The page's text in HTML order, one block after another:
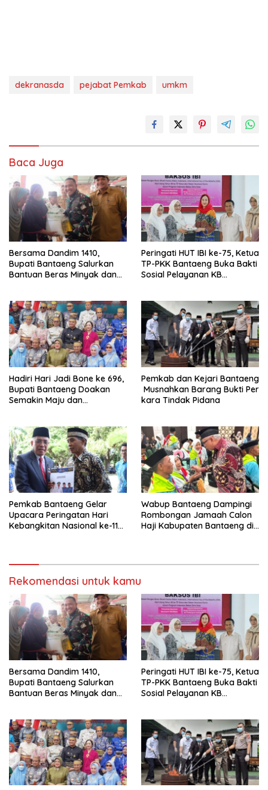
dekranasda pejabat Pemkab umkm
Baca Juga
Bersama Dandim 1410,
Bupati Bantaeng Salurkan
Bantuan Beras Minyak dan
Garuda
Peringati HUT IBI ke-75, Ketua
TP-PKK Bantaeng Buka Bakti
Sosial Pelayanan KB
Hadiri Hari Jadi Bone ke 696,
Bupati Bantaeng Doakan
Semakin Maju dan
Pemkab dan Kejari Bantaeng
Musnahkan Barang Bukti Per
kara Tindak Pidana
Pemkab Bantaeng Gelar
Upacara Peringatan Hari
Kebangkitan Nasional ke-118
Wabup Bantaeng Dampingi
Rombongan Jamaah Calon
Haji Kabupaten Bantaeng di
Rekomendasi untuk kamu
Bersama Dandim 1410,
Bupati Bantaeng Salurkan
Bantuan Beras Minyak dan
Garuda
Peringati HUT IBI ke-75, Ketua
TP-PKK Bantaeng Buka Bakti
Sosial Pelayanan KB